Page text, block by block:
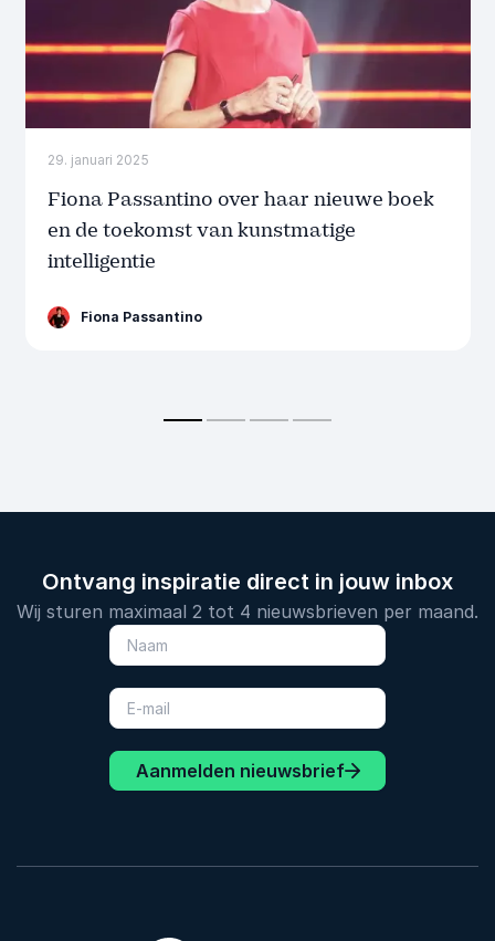
29. januari 2025
Fiona Passantino over haar nieuwe boek
en de toekomst van kunstmatige
intelligentie
Fiona Passantino
Ontvang inspiratie direct in jouw inbox
Wij sturen maximaal 2 tot 4 nieuwsbrieven per maand.
Aanmelden nieuwsbrief